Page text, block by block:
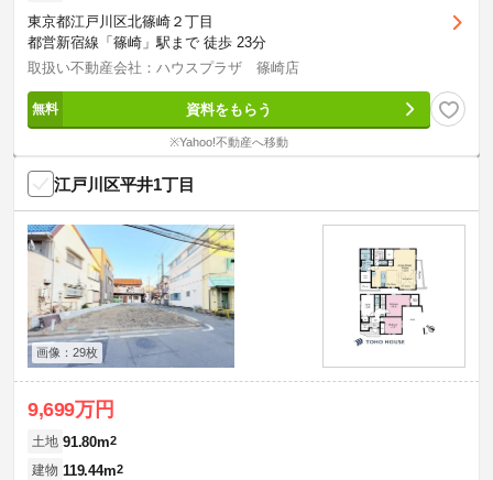
東京都江戸川区北篠崎２丁目
都営新宿線「篠崎」駅まで 徒歩 23分
取扱い不動産会社：ハウスプラザ 篠崎店
資料をもらう
※Yahoo!不動産へ移動
江戸川区平井1丁目
画像：29枚
9,699万円
土地 91.80m2
建物 119.44m2